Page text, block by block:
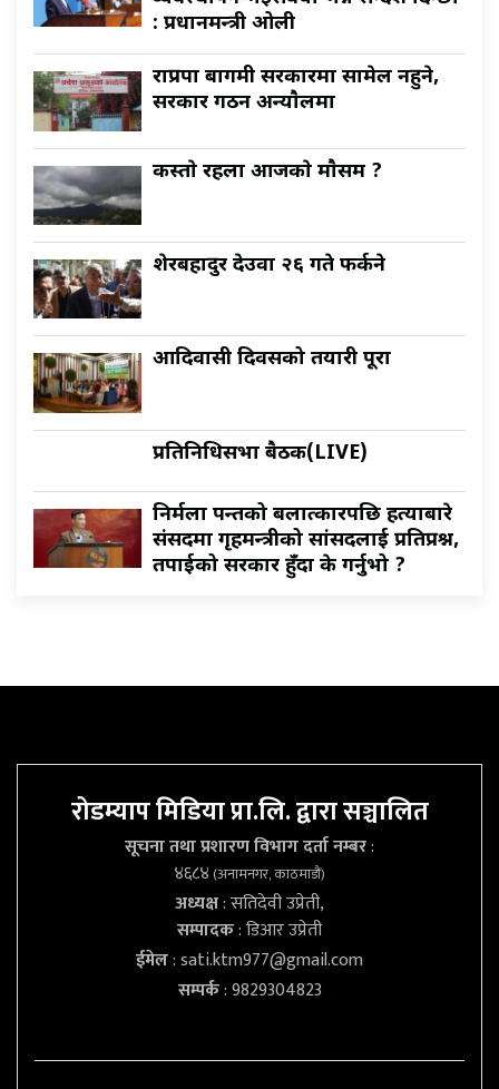
: प्रधानमन्त्री ओली
राप्रपा बागमी सरकारमा सामेल नहुने,
सरकार गठन अन्याैलमा
कस्ताे रहला आजकाे माैसम ?
शेरबहादुर देउवा २६ गते फर्कने
आदिवासी दिवसको तयारी पूरा
प्रतिनिधिसभा बैठक(LIVE)
निर्मला पन्तको बलात्कारपछि हत्याबारे
संसदमा गृहमन्त्रीको सांसदलाई प्रतिप्रश्न,
तपाईको सरकार हुँदा के गर्नुभो ?
रोडम्याप मिडिया प्रा.लि. द्वारा सञ्चालित
सूचना तथा प्रशारण विभाग दर्ता नम्बर:
४६८४(अनामनगर, काठमाडौं)
अध्यक्ष: सतिदेवी उप्रेती,
सम्पादक: डिआर उप्रेती
ईमेल:sati.ktm977@gmail.com
सम्पर्क: 9829304823